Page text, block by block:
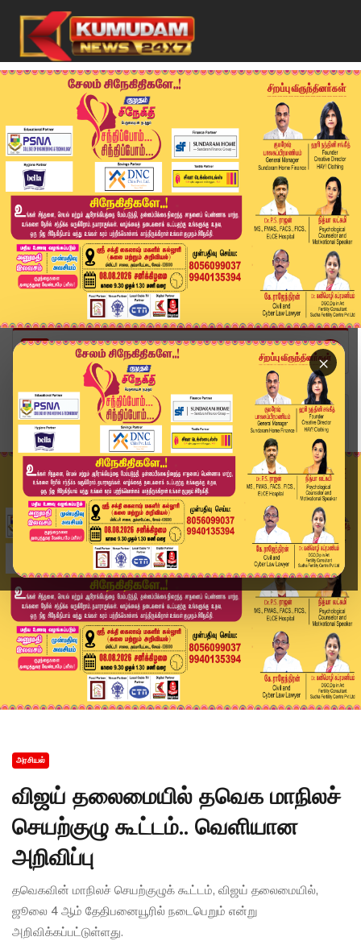
×
Home
அரசியல்
விஜய் தலைமையில் தவெக மாநிலச் செயற்குழு கூட்டம்....
அரசியல்
விஜய் தலைமையில் தவெக மாநிலச்
செயற்குழு கூட்டம்.. வெளியான
அறிவிப்பு
தவெகவின் மாநிலச் செயற்குழுக் கூட்டம், விஜய் தலைமையில்,
ஜூலை 4 ஆம் தேதிபனையூரில் நடைபெறும் என்று
அறிவிக்கப்பட்டுள்ளது.